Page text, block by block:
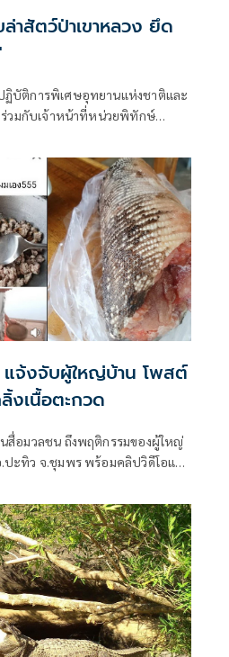
าสัตว์ป่าเขาหลวง ยึด
ฏิบัติการพิเศษอุทยานแห่งชาติและ
วมกับเจ้าหน้าที่หน่วยพิทักษ์
แจ้งจับผู้ใหญ่บ้าน โพสต์
งเนื้อตะกวด
สื่อมวลชน ถึงพฤติกรรมของผู้ใหญ่
ะทิว จ.ชุมพร พร้อมคลิปวิดีโอและ
ในเฟซบุ๊กของตนเอง